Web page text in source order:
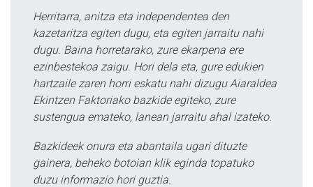
Herritarra, anitza eta independentea den
kazetaritza egiten dugu, eta egiten jarraitu nahi
dugu. Baina horretarako, zure ekarpena ere
ezinbestekoa zaigu. Hori dela eta, gure edukien
hartzaile zaren horri eskatu nahi dizugu Aiaraldea
Ekintzen Faktoriako bazkide egiteko, zure
sustengua emateko, lanean jarraitu ahal izateko.
Bazkideek onura eta abantaila ugari dituzte
gainera, beheko botoian klik eginda topatuko
duzu informazio hori guztia.